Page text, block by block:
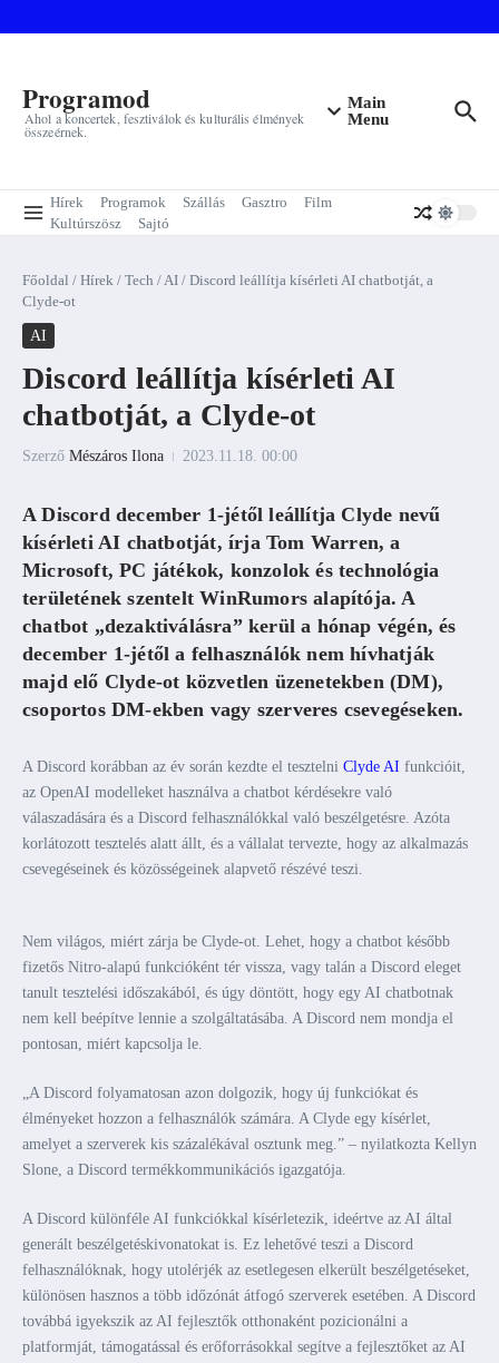
Programod
Ahol a koncertek, fesztiválok és kulturális élmények
összeérnek.
Main
Menu
Hírek Programok Szállás Gasztro
Film
Kultúrszösz
Sajtó
Főoldal / Hírek / Tech /AI / Discord leállítja kísérleti AI chatbotját, a
Clyde-ot
AI
Discord leállítja kísérleti AI
chatbotját, a Clyde-ot
Szerző Mészáros Ilona 2023.11.18. 00:00
A Discord december 1-jétől leállítja Clyde nevű
kísérleti AI chatbotját, írja Tom Warren, a
Microsoft, PC játékok, konzolok és technológia
területének szentelt WinRumors alapítója. A
chatbot „dezaktiválásra” kerül a hónap végén, és
december 1-jétől a felhasználók nem hívhatják
majd elő Clyde-ot közvetlen üzenetekben (DM),
csoportos DM-ekben vagy szerveres csevegéseken.
A Discord korábban az év során kezdte el tesztelni Clyde AI funkcióit,
az OpenAI modelleket használva a chatbot kérdésekre való
válaszadására és a Discord felhasználókkal való beszélgetésre. Azóta
korlátozott tesztelés alatt állt, és a vállalat tervezte, hogy az alkalmazás
csevegéseinek és közösségeinek alapvető részévé teszi.
Nem világos, miért zárja be Clyde-ot. Lehet, hogy a chatbot később
fizetős Nitro-alapú funkcióként tér vissza, vagy talán a Discord eleget
tanult tesztelési időszakából, és úgy döntött, hogy egy AI chatbotnak
nem kell beépítve lennie a szolgáltatásába. A Discord nem mondja el
pontosan, miért kapcsolja le.
„A Discord folyamatosan azon dolgozik, hogy új funkciókat és
élményeket hozzon a felhasználók számára. A Clyde egy kísérlet,
amelyet a szerverek kis százalékával osztunk meg.” – nyilatkozta Kellyn
Slone, a Discord termékkommunikációs igazgatója.
A Discord különféle AI funkciókkal kísérletezik, ideértve az AI által
generált beszélgetéskivonatokat is. Ez lehetővé teszi a Discord
felhasználóknak, hogy utolérjék az esetlegesen elkerült beszélgetéseket,
különösen hasznos a több időzónát átfogó szerverek esetében. A Discord
továbbá igyekszik az AI fejlesztők otthonaként pozicionálni a
platformját, támogatással és erőforrásokkal segítve a fejlesztőket az AI